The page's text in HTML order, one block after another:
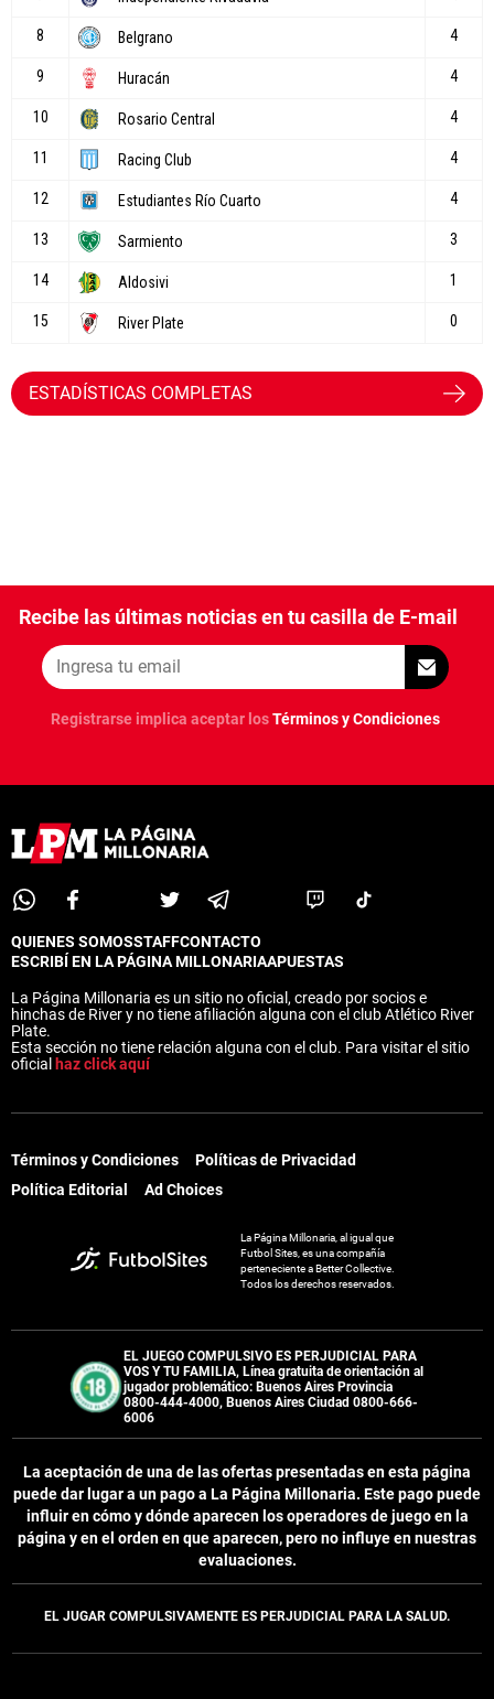
ESTADÍSTICAS COMPLETAS
Recibe las últimas noticias en tu casilla de E-mail
Registrarse implica aceptar losTérminos y Condiciones
QUIENES SOMOSSTAFFCONTACTO
ESCRIBÍ EN LA PÁGINA MILLONARIAAPUESTAS
La Página Millonaria es un sitio no oficial, creado por socios e
hinchas de River y no tiene afiliación alguna con el club Atlético River
Plate.
Esta sección no tiene relación alguna con el club. Para visitar el sitio
oficial haz click aquí
Términos y Condiciones
Políticas de Privacidad
Política Editorial
Ad Choices
La Página Millonaria, al igual que
Futbol Sites, es una compañía
perteneciente a Better Collective.
Todos los derechos reservados.
EL JUEGO COMPULSIVO ES PERJUDICIAL PARA
VOS Y TU FAMILIA, Línea gratuita de orientación al
jugador problemático: Buenos Aires Provincia
0800-444-4000, Buenos Aires Ciudad 0800-666-
6006
La aceptación de una de las ofertas presentadas en esta página
puede dar lugar a un pago a La Página Millonaria. Este pago puede
influir en cómo y dónde aparecen los operadores de juego en la
página y en el orden en que aparecen, pero no influye en nuestras
evaluaciones.
EL JUGAR COMPULSIVAMENTE ES PERJUDICIAL PARA LA SALUD.